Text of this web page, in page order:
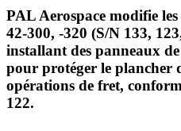
PAL Aerospace modifie
42-300, -320 (S/N 133,
installant des panneaux
pour protéger le plancher
opérations de fret,
122.